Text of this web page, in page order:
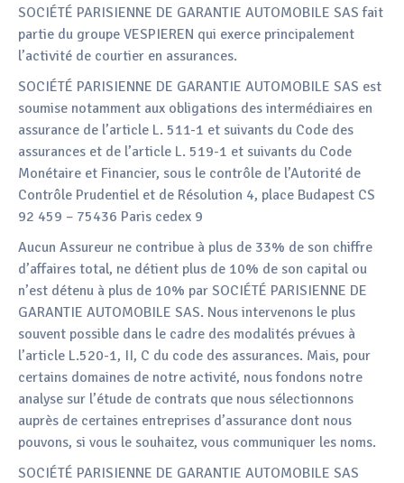
SOCIÉTÉ PARISIENNE DE GARANTIE AUTOMOBILE SAS fait
partie du groupe VESPIEREN qui exerce principalement
l’activité de courtier en assurances.
SOCIÉTÉ PARISIENNE DE GARANTIE AUTOMOBILE SAS est
soumise notamment aux obligations des intermédiaires en
assurance de l’article L. 511-1 et suivants du Code des
assurances et de l’article L. 519-1 et suivants du Code
Monétaire et Financier, sous le contrôle de l’Autorité de
Contrôle Prudentiel et de Résolution 4, place Budapest CS
92 459 – 75436 Paris cedex 9
Aucun Assureur ne contribue à plus de 33% de son chiffre
d’affaires total, ne détient plus de 10% de son capital ou
n’est détenu à plus de 10% par SOCIÉTÉ PARISIENNE DE
GARANTIE AUTOMOBILE SAS. Nous intervenons le plus
souvent possible dans le cadre des modalités prévues à
l’article L.520-1, II, C du code des assurances. Mais, pour
certains domaines de notre activité, nous fondons notre
analyse sur l’étude de contrats que nous sélectionnons
auprès de certaines entreprises d’assurance dont nous
pouvons, si vous le souhaitez, vous communiquer les noms.
SOCIÉTÉ PARISIENNE DE GARANTIE AUTOMOBILE SAS